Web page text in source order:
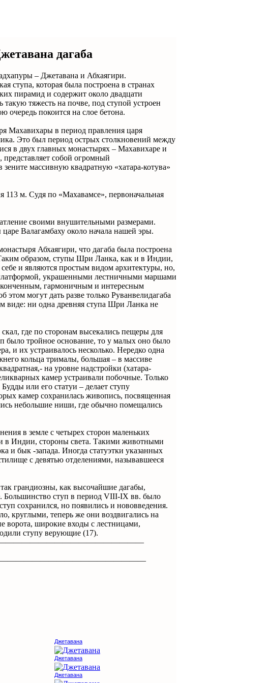
дагаба
– Джетавана и Абхаягири.
ступа, которая была построена в странах
пирамид и содержит около двадцати
тяжесть на почве, под ступой устроен
покоится на слое бетона.
Махавихары в период правления царя
Это был период острых столкновений между
в двух главных монастырях – Махавихаре и
собой огромный
массивную квадратную «хатара-котува»
113 м. Судя по «Махавамсе», первоначальная
своими внушительными размерами.
Валагамбаху около начала нашей эры.
Абхаягири, что дагаба была построена
образом, ступы Шри Ланка, как и в Индии,
и являются простым видом архитектуры, но,
украшенными лестничными маршами
гармоничным и интересным
могут дать разве только Руванвелидагаба
виде: ни одна древняя ступа Шри Ланка не
где по сторонам высекались пещеры для
было тройное основание, то у малых оно было
и их устраивалось несколько. Нередко одна
кольца трималы, большая – в массиве
на уровне надстройки (хатара-
камер устраивали побочные. Только
или его статуи – делает ступу
камер сохранилась живопись, посвященная
небольшие ниши, где обычно помещались
в земле с четырех сторон маленьких
в Индии, стороны света. Такими животными
и бык -запада. Иногда статуэтки указанных
с девятью отделениями, называвшееся
грандиозны, как высочайшие дагабы,
Большинство ступ в период VIII-IX вв. было
сохранился, но появились и нововведения.
круглыми, теперь же они воздвигались на
ворота, широкие входы с лестницами,
ступу верующие (17).
Джетавана
Джетавана
Джетавана